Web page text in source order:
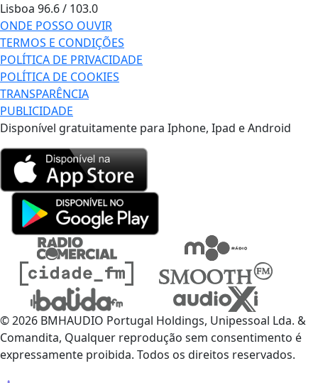
Lisboa 96.6 / 103.0
ONDE POSSO OUVIR
TERMOS E CONDIÇÕES
POLÍTICA DE PRIVACIDADE
POLÍTICA DE COOKIES
TRANSPARÊNCIA
PUBLICIDADE
Disponível gratuitamente para Iphone, Ipad e Android
© 2026 BMHAUDIO Portugal Holdings, Unipessoal Lda. &
Comandita, Qualquer reprodução sem consentimento é
expressamente proibida. Todos os direitos reservados.